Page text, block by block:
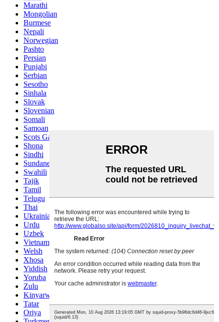
Marathi
Mongolian
Burmese
Nepali
Norwegian
Pashto
Persian
Punjabi
Serbian
Sesotho
Sinhala
Slovak
Slovenian
Somali
Samoan
Scots Gaelic
Shona
Sindhi
Sundanese
Swahili
Tajik
Tamil
Telugu
Thai
Ukrainian
Urdu
Uzbek
Vietnamese
Welsh
Xhosa
Yiddish
Yoruba
Zulu
Kinyarwanda
Tatar
Oriya